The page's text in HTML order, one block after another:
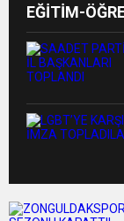
EĞİTİM-